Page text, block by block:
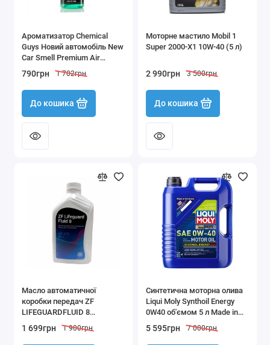
Ароматизатор Chemical
Guys Новий автомобіль New
Car Smell Premium Air
Freshener & Odor Eliminator
118 мл
790грн 1 702грн
До кошика
Моторне мастило Mobil 1
Super 2000-X1 10W-40 (5 л)
2 990грн 3 500грн
До кошика
Масло автоматичної
коробки передач ZF
LIFEGUARDFLUID 8
(S671.090.312) 1 л Made in
Germany
1 699грн 1 900грн
Синтетична моторна олива
Liqui Moly Synthoil Energy
0W40 об'ємом 5 л Made in
5 595грн 7 000грн